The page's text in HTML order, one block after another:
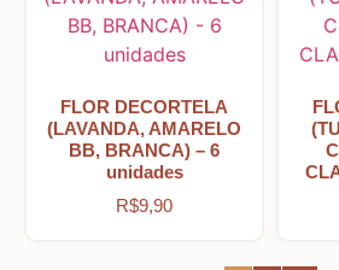
Amor – Love – Coração
Farmácia – medicamentos –
Bonecas Tildas
FLOR DECORTELA
(LAVANDA, AMARELO
BB, BRANCA) – 6
unidades
R$9,90